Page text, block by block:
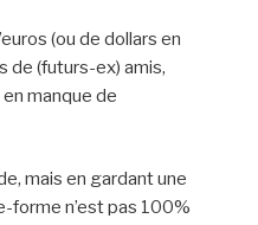
(ou de dollars en
de (futurs-ex) amis,
manque de
mais en gardant une
forme n’est pas 100%